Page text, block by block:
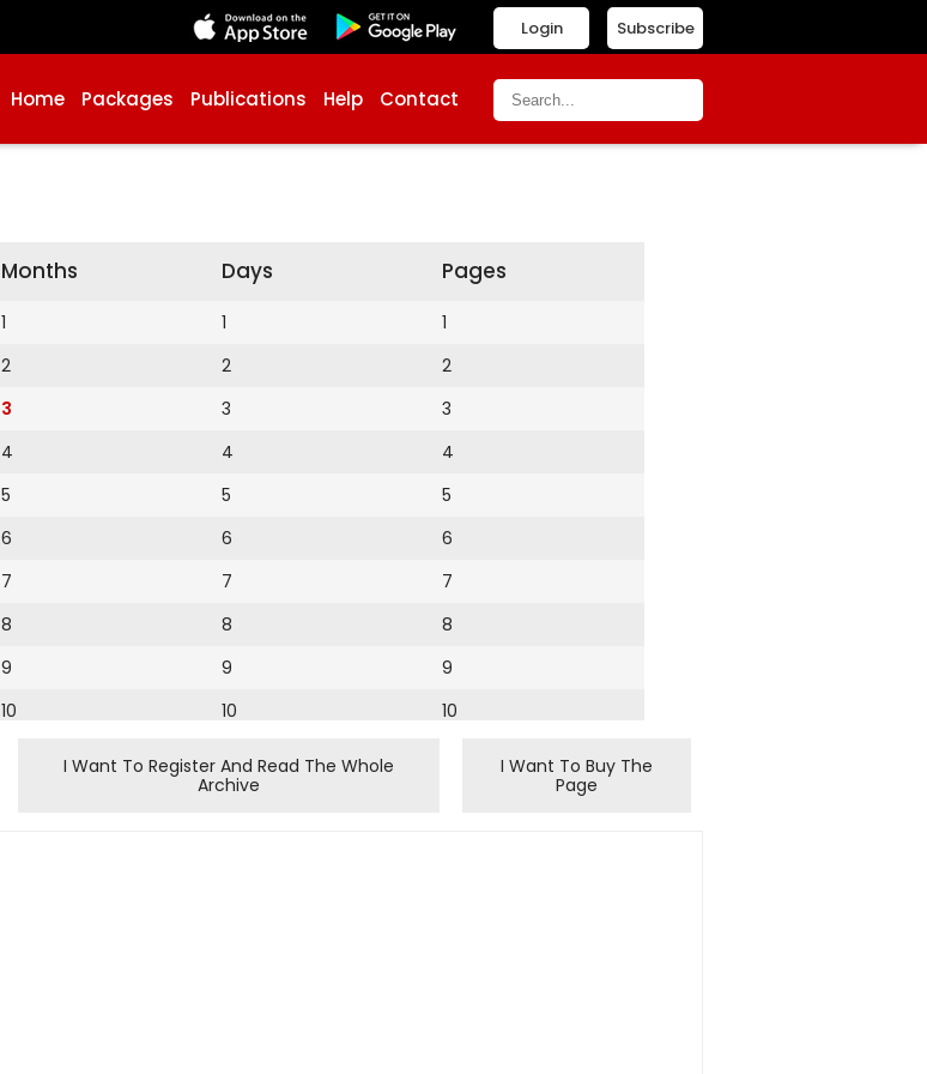
Subscribe
Login
Home Packages Publications Help Contact
Months
1
2
3
4
5
6
7
8
9
10
Days
1
2
3
4
5
6
7
8
9
10
11
12
Pages
1
2
3
4
5
6
7
8
9
10
I Want To Register And Read The Whole
Archive
I Want To Buy The
Page